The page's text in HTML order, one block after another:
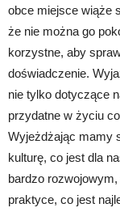
obce miejsce wiąże
że nie można go
korzystne, aby
doświadczenie.
nie tylko dotyczące
przydatne w życiu
Wyjeżdżając mamy
kulturę, co jest dla
bardzo
praktyce, co jest